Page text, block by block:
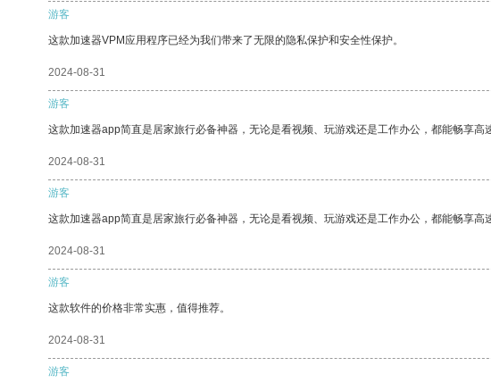
游客
这款加速器VPM应用程序已经为我们带来了无限的隐私保护和安全性保护。
2024-08-31
游客
这款加速器app简直是居家旅行必备神器，无论是看视频、玩游戏还是工作办公，都能畅享高
2024-08-31
游客
这款加速器app简直是居家旅行必备神器，无论是看视频、玩游戏还是工作办公，都能畅享
2024-08-31
游客
这款软件的价格非常实惠，值得推荐。
2024-08-31
游客